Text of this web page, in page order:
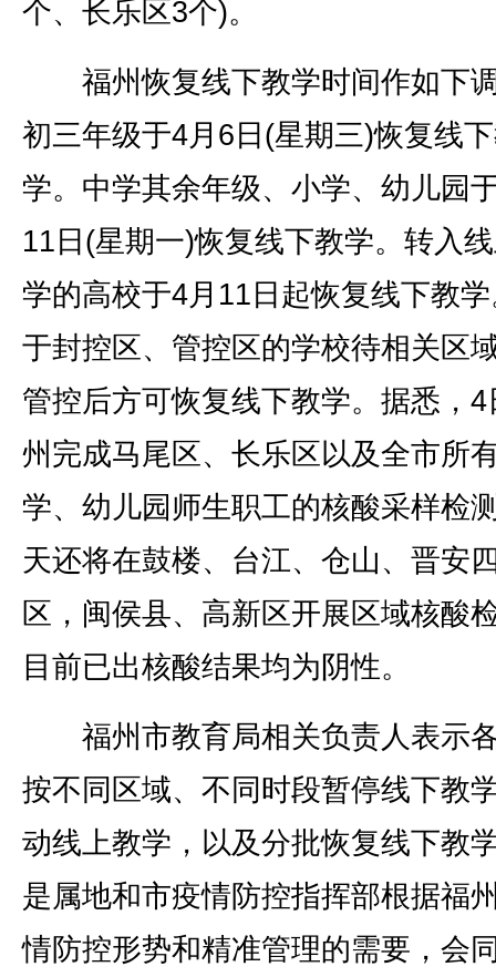
个、长乐区3个)。
福州恢复线下教学时间作如下
初三年级于4月6日(星期三)恢复线
学。中学其余年级、小学、幼儿园
11日(星期一)恢复线下教学。转入
学的高校于4月11日起恢复线下教
于封控区、管控区的学校待相关区
管控后方可恢复线下教学。据悉，4
州完成马尾区、长乐区以及全市所
学、幼儿园师生职工的核酸采样检
天还将在鼓楼、台江、仓山、晋安
区，闽侯县、高新区开展区域核酸
目前已出核酸结果均为阴性。
福州市教育局相关负责人表示
按不同区域、不同时段暂停线下教
动线上教学，以及分批恢复线下教
是属地和市疫情防控指挥部根据福
情防控形势和精准管理的需要，会